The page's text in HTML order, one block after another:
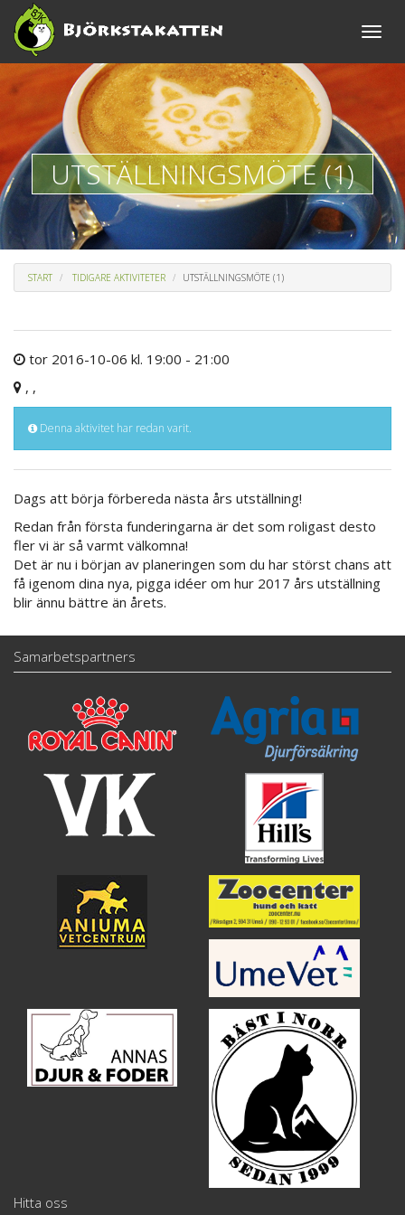
Toggle
UTSTÄLLNINGSMÖTE (1)
START TIDIGARE AKTIVITETER UTSTÄLLNINGSMÖTE (1)
tor 2016-10-06 kl. 19:00 - 21:00
, ,
Denna aktivitet har redan varit.
Dags att börja förbereda nästa års utställning!
Redan från första funderingarna är det som roligast desto
fler vi är så varmt välkomna!
Det är nu i början av planeringen som du har störst chans att
få igenom dina nya, pigga idéer om hur 2017 års utställning
blir ännu bättre än årets.
Samarbetspartners
Hitta oss